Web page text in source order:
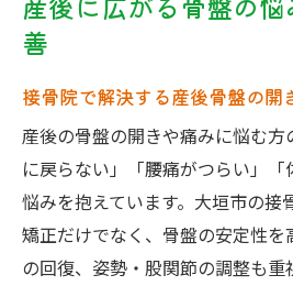
口コミで評判の接骨院
骨盤矯正だけでなく体幹
を解説
体型変化や腰痛に通じる骨
接骨院で学ぶ産後骨盤
本
骨盤の安定性向上で腰痛
善
接骨院で解決する産後骨盤の開
産後の骨盤の開きや痛みに悩む
に戻らない」「腰痛がつらい」
悩みを抱えています。大垣市の接
矯正だけでなく、骨盤の安定性
の回復、姿勢・股関節の調整も重